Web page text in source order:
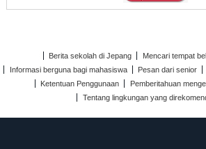
Berita sekolah di Jepang
Mencari tempat
Informasi berguna bagi mahasiswa
Pesan dari senior
Ketentuan Penggunaan
Pemberitahuan
Tentang lingkungan yang